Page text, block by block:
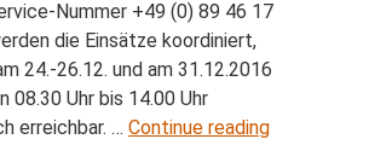
Nummer +49 (0) 89 46 17
die Einsätze koordiniert,
24.-26.12. und am 31.12.2016
08.30 Uhr bis 14.00 Uhr
erreichbar. … Continue reading